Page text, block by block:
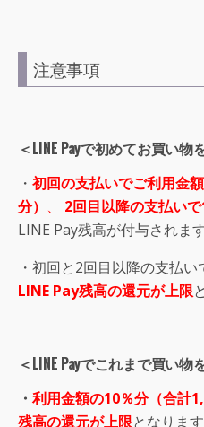
注意事項
＜LINE Payで初めてお買い物
・ 初回の支払いでご利用金
分） 、 2回目以降の支払い
LINE Pay残高が付与されます
・初回と2回目以降の支払い
LINE Pay残高の還元が上限
＜LINE Payでこれまで買い
・ 利用金額の10％分（合計
残高の還元が上限となります